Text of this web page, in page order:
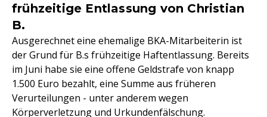
frühzeitige Entlassung von Christian
B.
Ausgerechnet eine ehemalige BKA-Mitarbeiterin ist
der Grund für B.s frühzeitige Haftentlassung. Bereits
im Juni habe sie eine offene Geldstrafe von knapp
1.500 Euro bezahlt, eine Summe aus früheren
Verurteilungen - unter anderem wegen
Körperverletzung und Urkundenfälschung.